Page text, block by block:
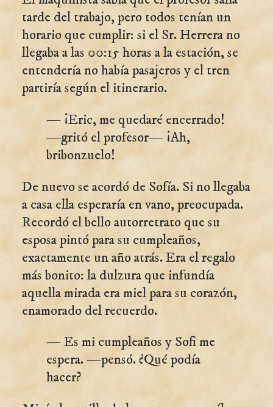
tarde del trabajo, pero todos tenían un
horario que cumplir: si el Sr. Herrera no
llegaba a las 00:15 horas a la estación, se
entendería no había pasajeros y el tren
partiría según el itinerario.
— ¡Eric, me quedaré encerrado!
—gritó el profesor— ¡Ah,
bribonzuelo!
De nuevo se acordó de Sofía. Si no llegaba
a casa ella esperaría en vano, preocupada.
Recordó el bello autorretrato que su
esposa pintó para su cumpleaños,
exactamente un año atrás. Era el regalo
más bonito: la dulzura que infundía
aquella mirada era miel para su corazón,
enamorado del recuerdo.
— Es mi cumpleaños y Sofi me
espera. —pensó. ¿Qué podía
hacer?